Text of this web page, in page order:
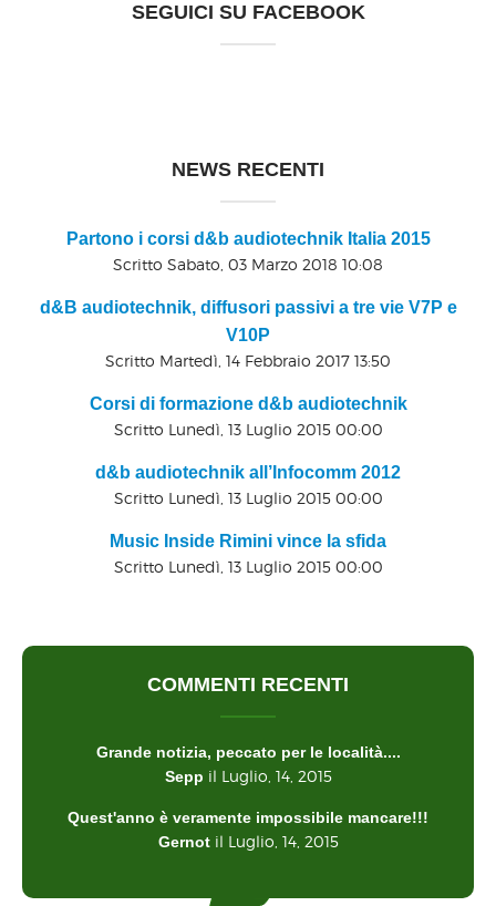
SEGUICI SU FACEBOOK
NEWS RECENTI
Partono i corsi d&b audiotechnik Italia 2015
Scritto Sabato, 03 Marzo 2018 10:08
d&B audiotechnik, diffusori passivi a tre vie V7P e
V10P
Scritto Martedì, 14 Febbraio 2017 13:50
Corsi di formazione d&b audiotechnik
Scritto Lunedì, 13 Luglio 2015 00:00
d&b audiotechnik all’Infocomm 2012
Scritto Lunedì, 13 Luglio 2015 00:00
Music Inside Rimini vince la sfida
Scritto Lunedì, 13 Luglio 2015 00:00
COMMENTI RECENTI
Grande notizia, peccato per le località....
Sepp il Luglio, 14, 2015
Quest'anno è veramente impossibile mancare!!!
Gernot il Luglio, 14, 2015